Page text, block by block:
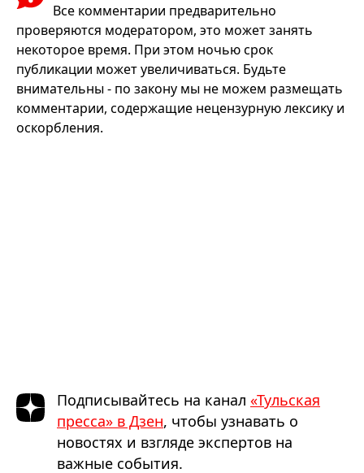
Все комментарии предварительно
проверяются модератором, это может занять
некоторое время. При этом ночью срок
публикации может увеличиваться. Будьте
внимательны - по закону мы не можем размещать
комментарии, содержащие нецензурную лексику и
оскорбления.
Подписывайтесь на канал «Тульская
пресса» в Дзен, чтобы узнавать о
новостях и взгляде экспертов на
важные события.